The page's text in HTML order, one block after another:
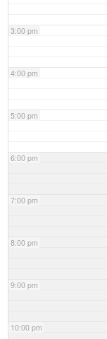
3:00 pm
4:00 pm
5:00 pm
6:00 pm
7:00 pm
8:00 pm
9:00 pm
10:00 pm